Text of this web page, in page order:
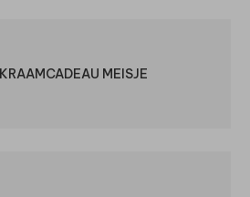
KRAAMCADEAU MEISJE